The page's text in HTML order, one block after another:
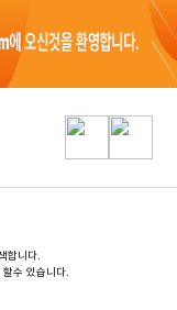
합니다.
수 있습니다.